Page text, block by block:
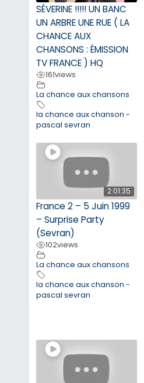
SÉVERINE !!!!! UN BANC
UN ARBRE UNE RUE ( LA
CHANCE AUX
CHANSONS : ÉMISSION
TV FRANCE ) HQ
161views
La chance aux chansons
la chance aux chanson -
pascal sevran
2:01:35
France 2 – 5 Juin 1999
– Surprise Party
(Sevran)
102views
La chance aux chansons
la chance aux chanson -
pascal sevran